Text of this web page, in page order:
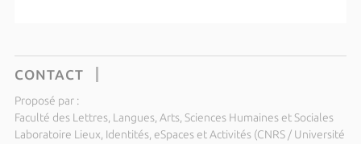
CONTACT
Proposé par :
Faculté des Lettres, Langues, Arts, Sciences Humaines et Sociales
Laboratoire Lieux, Identités, eSpaces et Activités (CNRS / Université